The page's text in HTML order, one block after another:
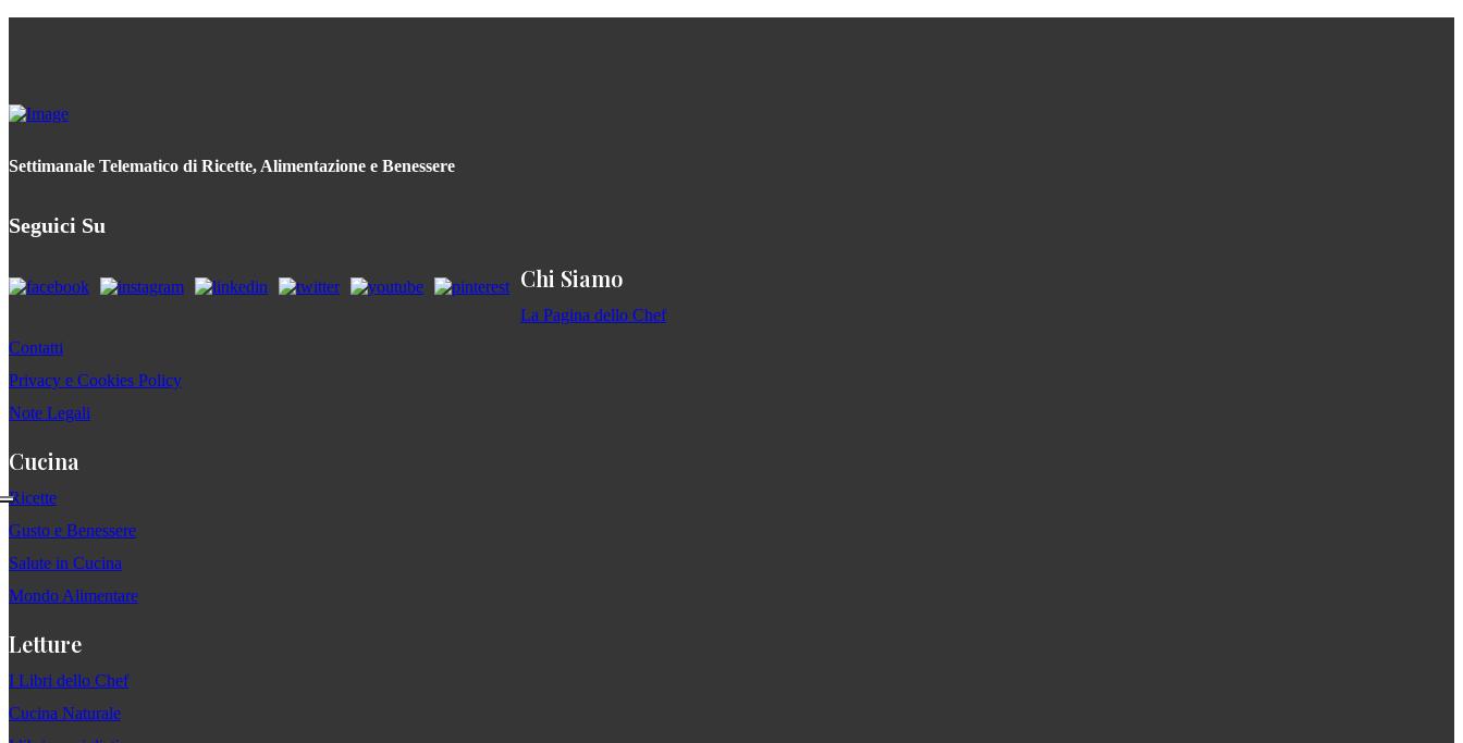
Settimanale Telematico di Ricette, Alimentazione e Benessere
Seguici Su
Chi Siamo
La Pagina dello Chef
Contatti
Privacy e Cookies Policy
Note Legali
Cucina
Ricette
Gusto e Benessere
Salute in Cucina
Mondo Alimentare
Letture
I Libri dello Chef
Cucina Naturale